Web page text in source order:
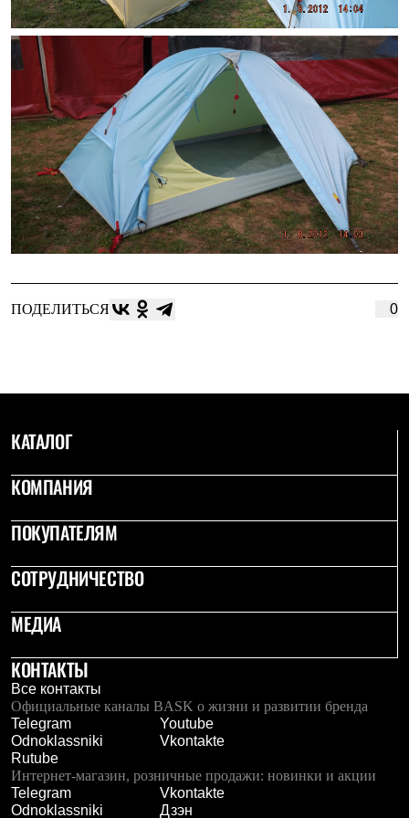
ПОДЕЛИТЬСЯ 0
КАТАЛОГ
КОМПАНИЯ
ПОКУПАТЕЛЯМ
СОТРУДНИЧЕСТВО
МЕДИА
КОНТАКТЫ
Все контакты
Официальные каналы BASK о жизни и развитии бренда
Telegram
Youtube
Odnoklassniki
Vkontakte
Rutube
Интернет-магазин, розничные продажи: новинки и акции
Telegram
Vkontakte
Odnoklassniki
Дзэн